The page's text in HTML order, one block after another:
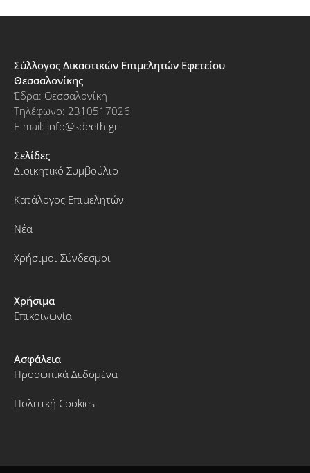
Σύλλογος Δικαστικών Επιμελητών Εφετείου
Θεσσαλονίκης
Έδρα: Θεσσαλονίκη
Τηλέφωνο: 2310517026
E-mail: info@sdeeth.gr
Σελίδες
Διοικητικό Συμβούλιο
Κατάλογος Επιμελητών
Νέα
Χρήσιμοι Σύνδεσμοι
Χρήσιμα
Επικοινωνία
Ασφάλεια
Προσωπικά Δεδομένα
Πολιτική Cookies